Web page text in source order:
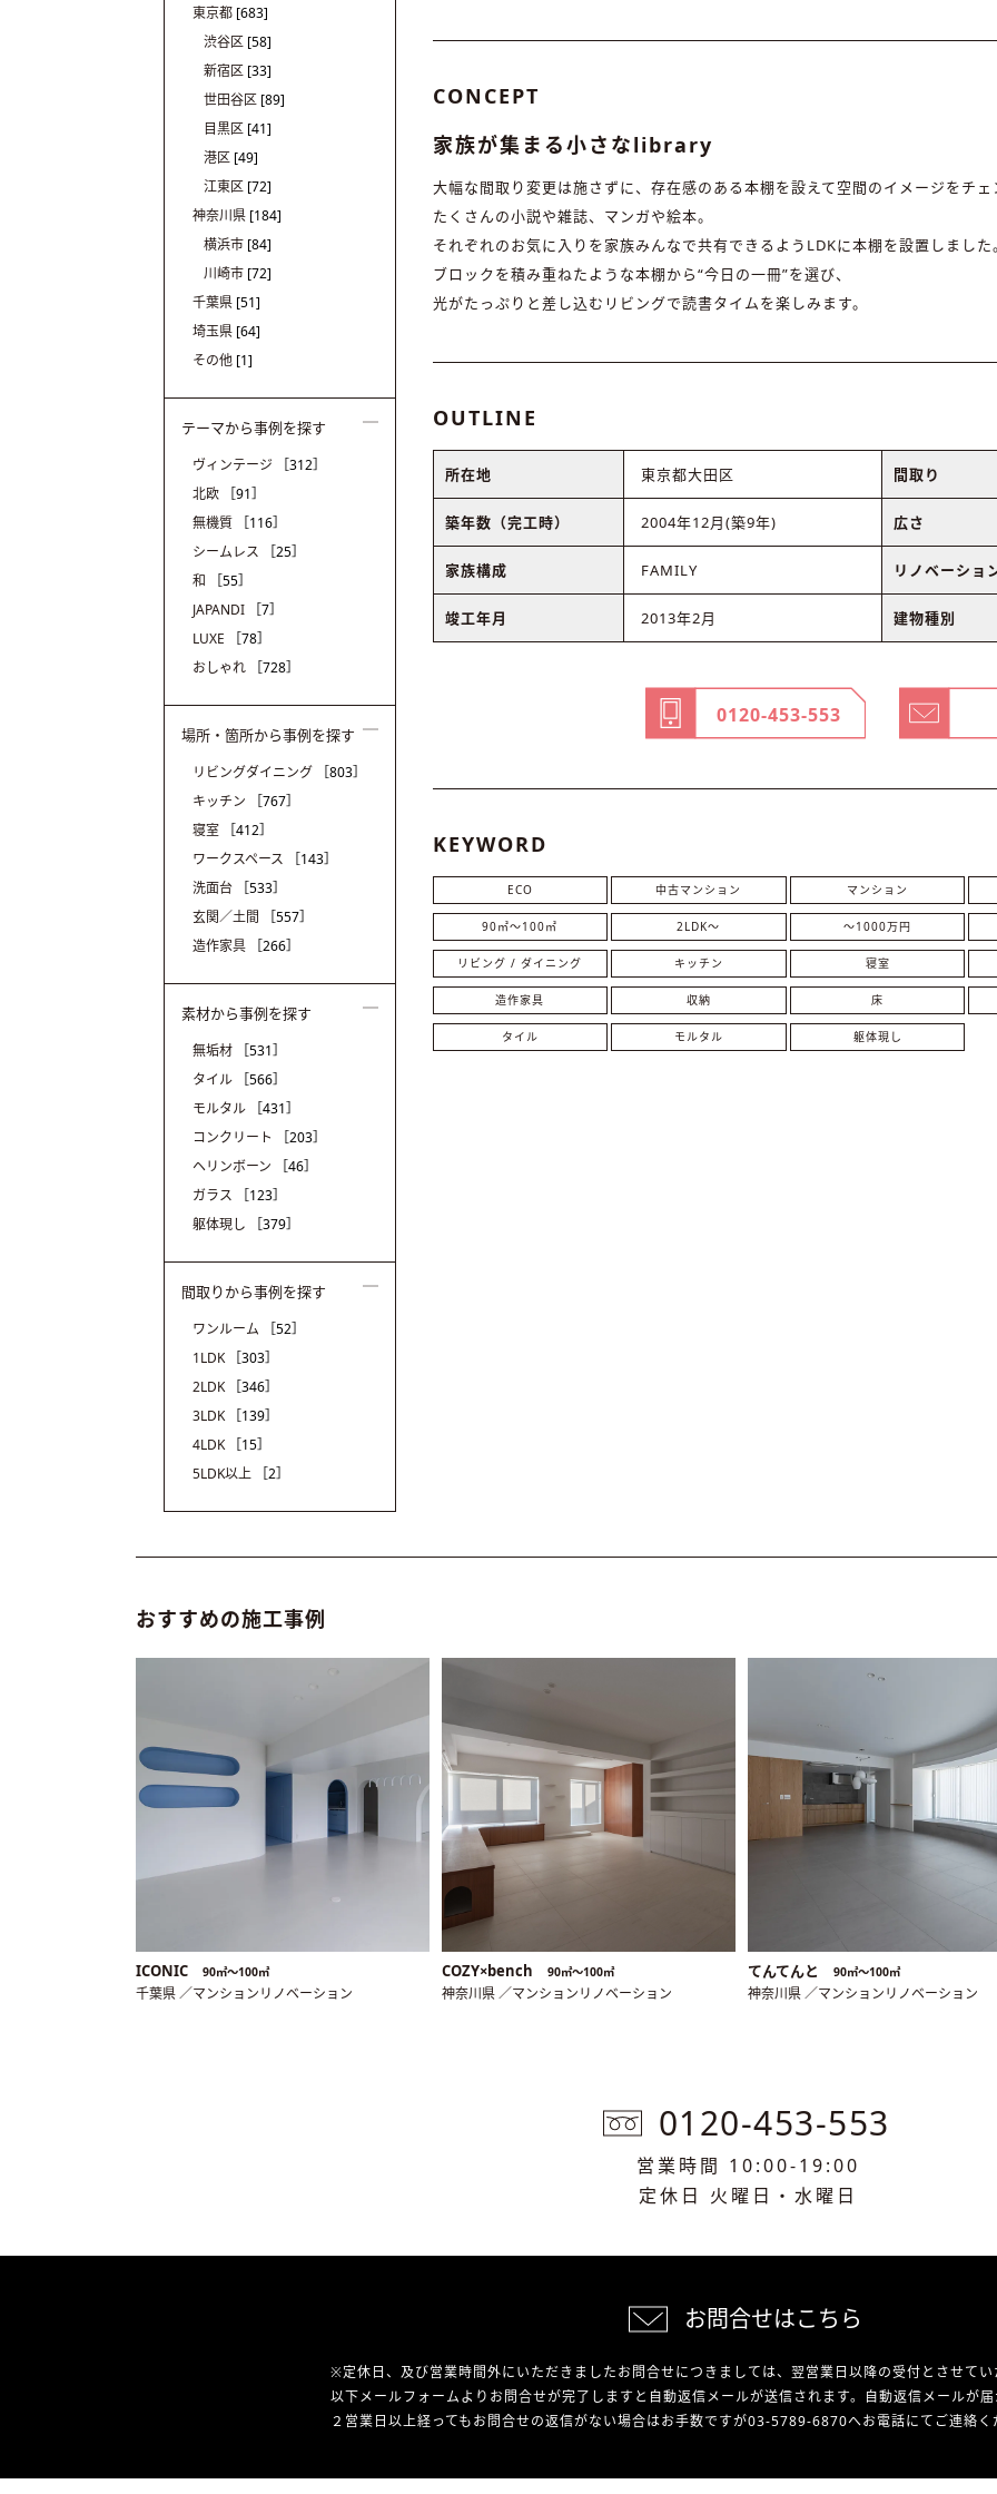
CONCEPT
家族が集まる小さなlibrary
大幅な間取り変更は施さずに、存在感のある本棚を設えて空間のイメージをチェ
たくさんの小説や雑誌、マンガや絵本。
それぞれのお気に入りを家族みんなで共有できるようLDKに本棚を設置しました。
ブロックを積み重ねたような本棚から“今日の一冊”を選び、
光がたっぷりと差し込むリビングで読書タイムを楽しみます。
OUTLINE
所在地 東京都大田区 間取り
築年数（完工時） 2004年12月(築9年) 広さ
家族構成 FAMILY リノベーショ
竣工年月 2013年2月 建物種別
0120-453-553
KEYWORD
ECO 中古マンション マンション
90㎡〜100㎡ 2LDK〜 〜1000万円
リビング / ダイニング キッチン 寝室
造作家具 収納 床
タイル モルタル 躯体現し
東京都 [683]
渋谷区 [58]
新宿区 [33]
世田谷区 [89]
目黒区 [41]
港区 [49]
江東区 [72]
神奈川県 [184]
横浜市 [84]
川崎市 [72]
千葉県 [51]
埼玉県 [64]
その他 [1]
テーマから事例を探す
ヴィンテージ
［312］
北欧
［91］
無機質
［116］
シームレス
［25］
和
［55］
JAPANDI
［7］
LUXE
［78］
おしゃれ
［728］
場所・箇所から事例を探す
リビングダイニング
［803］
キッチン
［767］
寝室
［412］
ワークスペース
［143］
洗面台
［533］
玄関／土間
［557］
造作家具
［266］
素材から事例を探す
無垢材
［531］
タイル
［566］
モルタル
［431］
コンクリート
［203］
ヘリンボーン
［46］
ガラス
［123］
躯体現し
［379］
間取りから事例を探す
ワンルーム
［52］
1LDK
［303］
2LDK
［346］
3LDK
［139］
4LDK
［15］
5LDK以上
［2］
おすすめの施工事例
ICONIC 90㎡〜100㎡
千葉県 ／マンションリノベーション
COZY×bench 90㎡〜100㎡
神奈川県 ／マンションリノベーション
てんてんと 90㎡〜100㎡
神奈川県 ／マンションリノベーション
0120-453-553
営業時間 10:00-19:00
定休日 火曜日・水曜日
お問合せはこちら
※定休日、及び営業時間外にいただきましたお問合せにつきましては、翌営業日以降の受付とさせてい
以下メールフォームよりお問合せが完了しますと自動返信メールが送信されます。自動返信メールが届
２営業日以上経ってもお問合せの返信がない場合はお手数ですが03-5789-6870へお電話にてご連絡く